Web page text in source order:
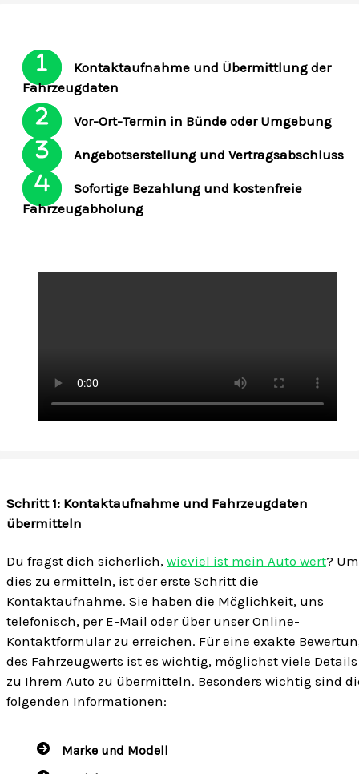
Kontaktaufnahme und Übermittlung der
Fahrzeugdaten
Vor-Ort-Termin in Bünde oder Umgebung
Angebotserstellung und Vertragsabschluss
Sofortige Bezahlung und kostenfreie
Fahrzeugabholung
Schritt 1: Kontaktaufnahme und Fahrzeugdaten
übermitteln
Du fragst dich sicherlich, wieviel ist mein Auto wert? Um
dies zu ermitteln, ist der erste Schritt die
Kontaktaufnahme. Sie haben die Möglichkeit, uns
telefonisch, per E-Mail oder über unser Online-
Kontaktformular zu erreichen. Für eine exakte
des Fahrzeugwerts ist es wichtig, möglichst viele Details
zu Ihrem Auto zu übermitteln. Besonders wichtig sind
folgenden Informationen:
Marke und Modell